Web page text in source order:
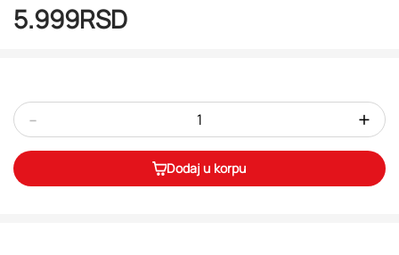
5.999RSD
- +
Dodaj u korpu